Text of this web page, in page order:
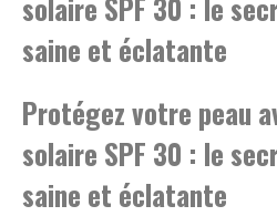
solaire SPF 30 : le
saine et éclatante
Protégez votre peau
solaire SPF 30 : le
saine et éclatante